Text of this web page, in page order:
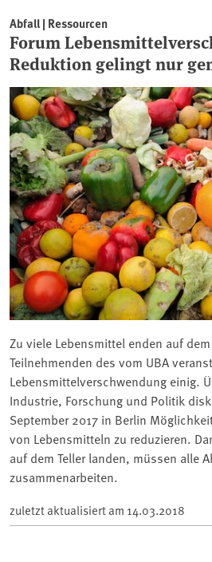
Abfall | Ressourcen
Forum
Reduktion gelingt nur
Zu viele Lebensmittel enden auf
Teilnehmenden des vom UBA
Lebensmittelverschwendung einig.
Industrie, Forschung und Politik
September 2017 in Berlin
von Lebensmitteln zu reduzieren.
auf dem Teller landen, müssen alle
zusammenarbeiten.
zuletzt aktualisiert am 14.03.2018